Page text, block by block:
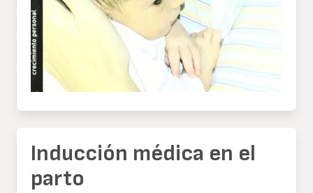
Inducción médica en el
parto